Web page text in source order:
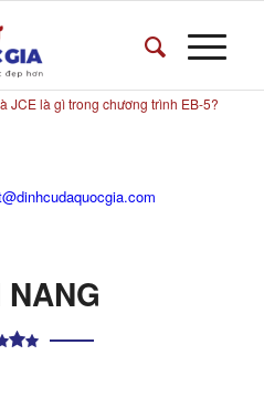
JCE là gì trong chương trình EB-5?
NANG